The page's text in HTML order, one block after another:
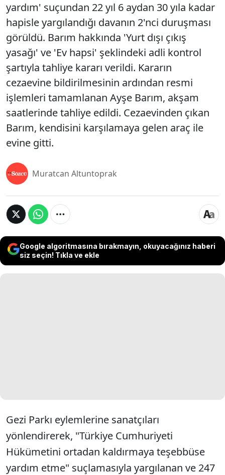
yardım' suçundan 22 yıl 6 aydan 30 yıla kadar
hapisle yargılandığı davanın 2'nci duruşması
görüldü. Barım hakkında 'Yurt dışı çıkış
yasağı' ve 'Ev hapsi' şeklindeki adli kontrol
şartıyla tahliye kararı verildi. Kararın
cezaevine bildirilmesinin ardından resmi
işlemleri tamamlanan Ayşe Barım, akşam
saatlerinde tahliye edildi. Cezaevinden çıkan
Barım, kendisini karşılamaya gelen araç ile
evine gitti.
Muratcan Altuntoprak
Google algoritmasına bırakmayın, okuyacağınız haberi
siz seçin! Tıkla ve ekle
Gezi Parkı eylemlerine sanatçıları
yönlendirerek, "Türkiye Cumhuriyeti
Hükümetini ortadan kaldırmaya teşebbüse
yardım etme" suçlamasıyla yargılanan ve 247